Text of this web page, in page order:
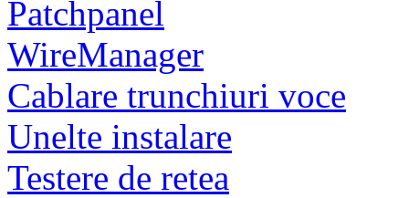
Patchpanel
WireManager
Cablare trunchiuri voce
Unelte instalare
Testere de retea